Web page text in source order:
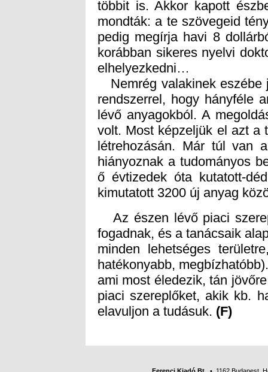
elhelyezkedni…
Nemrég valakinek eszébe
rendszerrel, hogy hányféle
lévő anyagokból. A
volt. Most képzeljük el azt
létrehozásán. Már túl van
hiányoznak a tudományos
ő évtizedek óta kutatott-
kimutatott 3200 új anyag
Az észen lévő piaci
fogadnak, és a tanácsaik
minden lehetséges
hatékonyabb,
ami most éledezik, tán
piaci szereplőket, akik kb.
elavuljon a tudásuk. (F)